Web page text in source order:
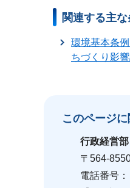
関連する主な
環境基本条
ちづくり影
このページ
行政経営
〒564-
電話番号：